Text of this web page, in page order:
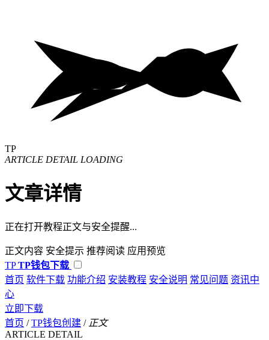
TP
ARTICLE DETAIL LOADING
文章详情
正在打开教程正文与安全提醒...
正文内容 安全提示 推荐阅读 应用预览
TP TP钱包下载
首页 软件下载 功能介绍 安装教程 安全说明 常见问题 资讯中
心
立即下载
首页 / TP钱包创建 / 正文
ARTICLE DETAIL